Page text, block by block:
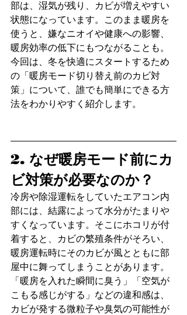
部は、湿気が残り、カビが増えやすい
状態になっています。このまま暖房を
使うと、嫌なニオイや健康への影響、
暖房効率の低下にもつながることも。
今回は、冬を快適にスタートするため
の「暖房モード切り替え前のカビ対
策」について、誰でも簡単にできる方
法をわかりやすく紹介します。
2. なぜ暖房モード前にカ
ビ対策が必要なのか？
冷房や除湿運転をしていたエアコン内
部には、結露によって水分がたまりや
すくなっています。そこにホコリが付
着すると、カビの繁殖条件がそろい、
暖房運転時にそのカビが風とともに部
屋中に舞ってしまうことがあります。
「暖房を入れた瞬間に臭う」「空気が
こもる感じがする」などの違和感は、
カビが発する微粒子や臭気の可能性が